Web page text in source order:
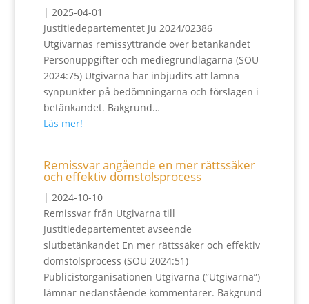
| 2025-04-01
Justitiedepartementet Ju 2024/02386
Utgivarnas remissyttrande över betänkandet
Personuppgifter och mediegrundlagarna (SOU
2024:75) Utgivarna har inbjudits att lämna
synpunkter på bedömningarna och förslagen i
betänkandet. Bakgrund…
Läs mer!
Remissvar angående en mer rättssäker
och effektiv domstolsprocess
| 2024-10-10
Remissvar från Utgivarna till
Justitiedepartementet avseende
slutbetänkandet En mer rättssäker och effektiv
domstolsprocess (SOU 2024:51)
Publicistorganisationen Utgivarna (”Utgivarna”)
lämnar nedanstående kommentarer. Bakgrund